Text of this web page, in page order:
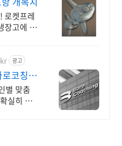
로켓프레
장고에 잠
광고
코칭 1
별 맞춤
실히 높